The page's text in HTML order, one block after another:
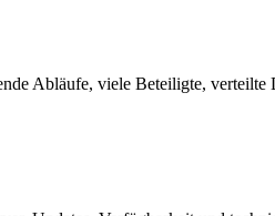
Abläufe, viele Beteiligte, verteilte